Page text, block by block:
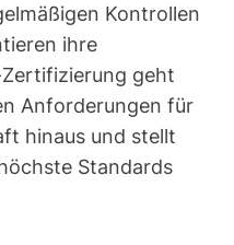
Kontrollen
ihre
geht
Anforderungen für
hinaus und stellt
Standards